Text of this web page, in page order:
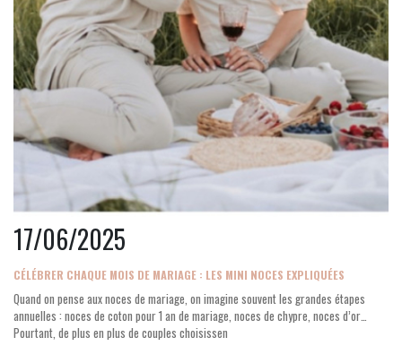
17/06/2025
CÉLÉBRER CHAQUE MOIS DE MARIAGE : LES MINI NOCES EXPLIQUÉES
Quand on pense aux noces de mariage, on imagine souvent les grandes étapes
annuelles : noces de coton pour 1 an de mariage, noces de chypre, noces d’or…
Pourtant, de plus en plus de couples choisissen